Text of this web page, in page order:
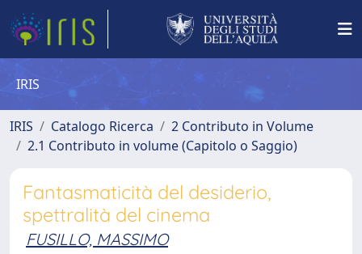
IRIS
IRIS Catalogo Ricerca
2 Contributo in Volume
2.1 Contributo in volume (Capitolo o Saggio)
Fantasmaticità del desiderio,
spettralità del cinema
FUSILLO, MASSIMO